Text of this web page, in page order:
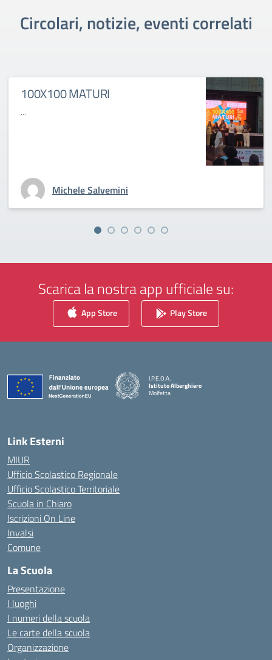
Circolari, notizie, eventi correlati
100X100 MATURI
...
Michele Salvemini
Scarica la nostra app ufficiale su:
App Store Play Store
I.P.E.O.A.
Istituto Alberghiero
Molfetta
Link Esterni
MIUR
Ufficio Scolastico Regionale
Ufficio Scolastico Territoriale
Scuola in Chiaro
Iscrizioni On Line
Invalsi
Comune
La Scuola
Presentazione
I luoghi
I numeri della scuola
Le carte della scuola
Organizzazione